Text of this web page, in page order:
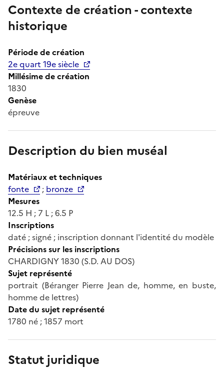
Contexte de création - contexte
historique
Période de création
2e quart 19e siècle
Millésime de création
1830
Genèse
épreuve
Description du bien muséal
Matériaux et techniques
fonte
; bronze
Mesures
12.5 H ; 7 L ; 6.5 P
Inscriptions
daté ; signé ; inscription donnant l'identité du modèle
Précisions sur les inscriptions
CHARDIGNY 1830 (S.D. AU DOS)
Sujet représenté
portrait (Béranger Pierre Jean de, homme, en buste,
homme de lettres)
Date du sujet représenté
1780 né ; 1857 mort
Statut juridique